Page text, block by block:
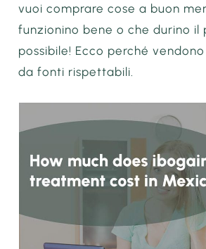
vuoi comprare cose a buon
funzionino bene o che durino il
possibile! Ecco perché
da fonti rispettabili.